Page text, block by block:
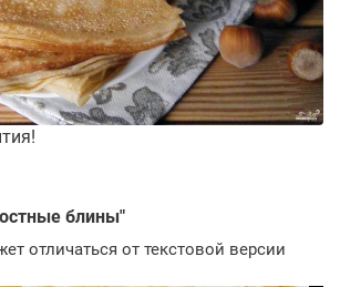
блины"
отличаться от текстовой версии